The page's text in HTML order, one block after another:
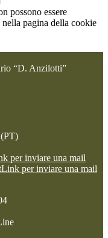
possono essere
pagina della cookie
“D. Anzilotti”
per inviare una mail
Link per inviare una mail